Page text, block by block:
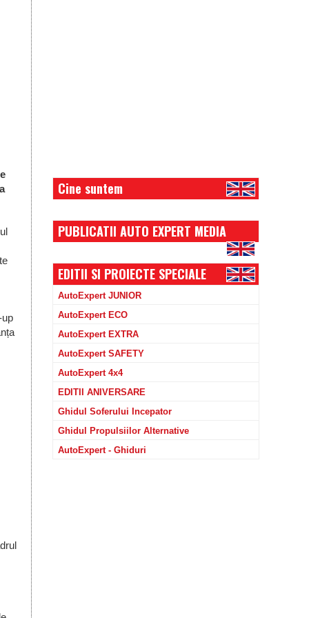
Cine suntem
PUBLICATII AUTO EXPERT MEDIA
EDITII SI PROIECTE SPECIALE
AutoExpert JUNIOR
AutoExpert ECO
AutoExpert EXTRA
AutoExpert SAFETY
AutoExpert 4x4
EDITII ANIVERSARE
Ghidul Soferului Incepator
Ghidul Propulsiilor Alternative
AutoExpert - Ghiduri